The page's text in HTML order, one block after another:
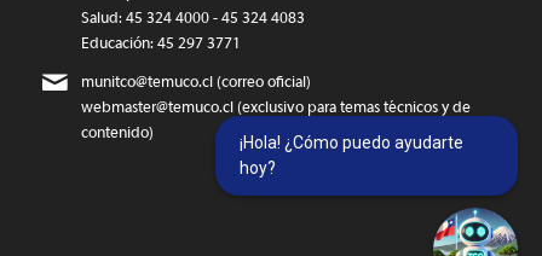
Salud: 45 324 4000 - 45 324 4083
Educación: 45 297 3771
munitco@temuco.cl(correo oficial)
webmaster@temuco.cl(exclusivo para temas técnicos y de
contenido)
¡Hola! ¿Cómo puedo ayudarte
hoy?